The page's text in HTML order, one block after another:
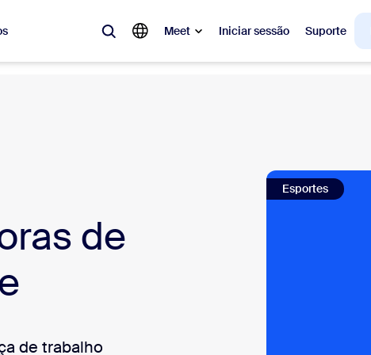
Meet Iniciar sessão Suporte
Meetings
Center
de
de trabalho
Esportes